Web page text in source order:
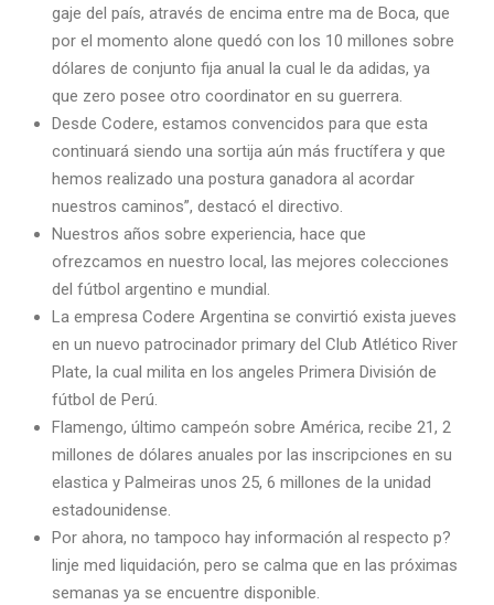
gaje del país, através de encima entre ma de Boca, que
por el momento alone quedó con los 10 millones sobre
dólares de conjunto fija anual la cual le da adidas, ya
que zero posee otro coordinator en su guerrera.
Desde Codere, estamos convencidos para que esta
continuará siendo una sortija aún más fructífera y que
hemos realizado una postura ganadora al acordar
nuestros caminos”, destacó el directivo.
Nuestros años sobre experiencia, hace que
ofrezcamos en nuestro local, las mejores colecciones
del fútbol argentino e mundial.
La empresa Codere Argentina se convirtió exista jueves
en un nuevo patrocinador primary del Club Atlético River
Plate, la cual milita en los angeles Primera División de
fútbol de Perú.
Flamengo, último campeón sobre América, recibe 21, 2
millones de dólares anuales por las inscripciones en su
elastica y Palmeiras unos 25, 6 millones de la unidad
estadounidense.
Por ahora, no tampoco hay información al respecto p?
linje med liquidación, pero se calma que en las próximas
semanas ya se encuentre disponible.